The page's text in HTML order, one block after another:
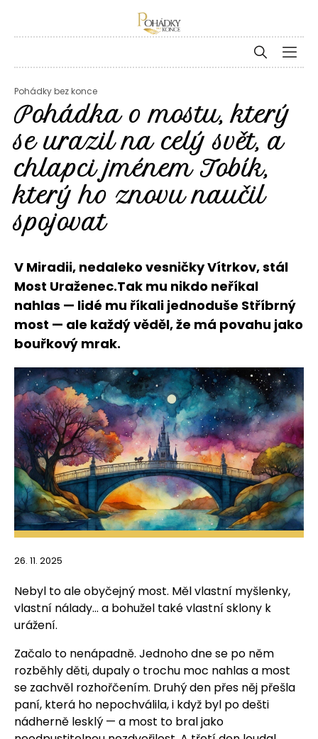
Pohádky bez konce
Pohádka o mostu, který
se urazil na celý svět, a
chlapci jménem Tobík,
který ho znovu naučil
spojovat
V Miradii, nedaleko vesničky Vítrkov, stál
Most Uraženec.Tak mu nikdo neříkal
nahlas — lidé mu říkali jednoduše Stříbrný
most — ale každý věděl, že má povahu jako
bouřkový mrak.
26. 11. 2025
Nebyl to ale obyčejný most. Měl vlastní myšlenky,
vlastní nálady… a bohužel také vlastní sklony k
urážení.
Začalo to nenápadně. Jednoho dne se po něm
rozběhly děti, dupaly o trochu moc nahlas a most
se zachvěl rozhořčením. Druhý den přes něj přešla
paní, která ho nepochválila, i když byl po dešti
nádherně lesklý — a most to bral jako